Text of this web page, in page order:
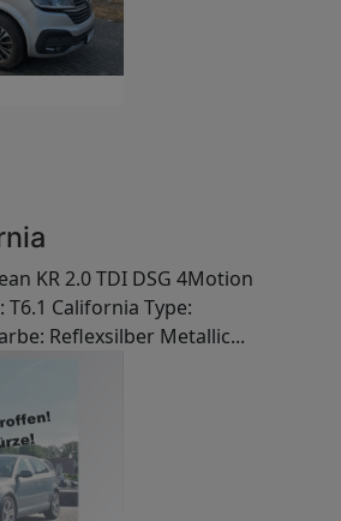
KR 2.0 TDI DSG 4Motion
California Type:
Reflexsilber Metallic...